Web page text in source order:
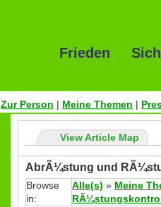
Frieden
Zur Person | Meine Themen |
View Article Map
AbrÃ¼stung und
Browse
in:
Alle(s) » Meine